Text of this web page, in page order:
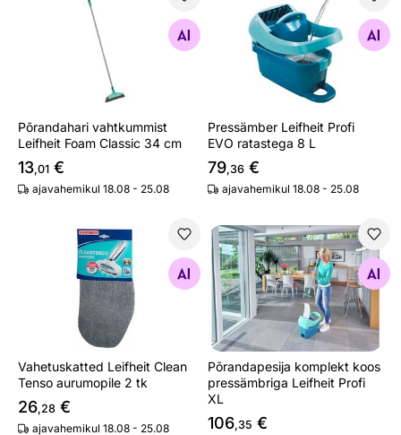
Põrandahari vahtkummist Leifheit Foam Classic 34 cm
Otsi sarnaseid
Põrandahari vahtkummist
Leifheit Foam Classic 34 cm
13,01 €
ajavahemikul 18.08 - 25.08
Pressämber Leifheit Profi
Otsi sarnaseid
Pressämber Leifheit Profi
EVO ratastega 8 L
79,36 €
ajavahemikul 18.08 - 25.08
Vahetuskatted Leifheit Clean Tenso aurumopile 2 tk
Otsi sarnaseid
Vahetuskatted Leifheit Clean
Tenso aurumopile 2 tk
26,28 €
ajavahemikul 18.08 - 25.08
Põrandapesija komplekt
Otsi sarnaseid
Põrandapesija komplekt koos
pressämbriga Leifheit Profi
XL
106,35 €